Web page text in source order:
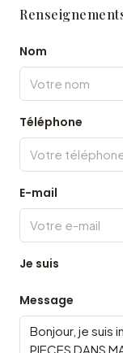
Nom
Téléphone
E-mail
Je suis
Message